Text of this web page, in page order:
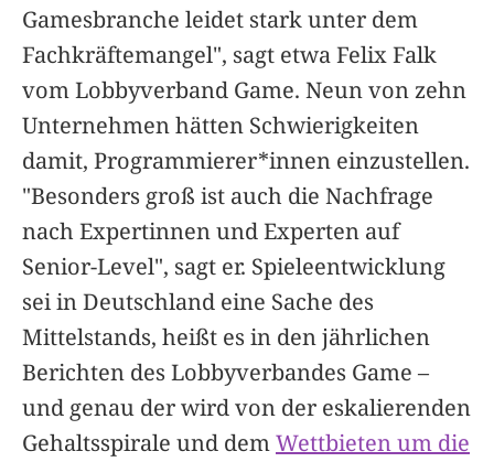
Gamesbranche leidet stark unter dem
Fachkräftemangel", sagt etwa Felix Falk
vom Lobbyverband Game. Neun von zehn
Unternehmen hätten Schwierigkeiten
damit, Programmierer*innen einzustellen.
"Besonders groß ist auch die Nachfrage
nach Expertinnen und Experten auf
Senior-Level", sagt er. Spieleentwicklung
sei in Deutschland eine Sache des
Mittelstands, heißt es in den jährlichen
Berichten des Lobbyverbandes Game –
und genau der wird von der eskalierenden
Gehaltsspirale und demWettbieten um die